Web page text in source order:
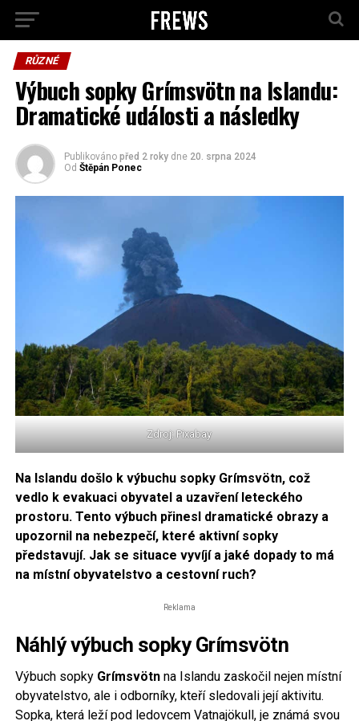
RŮZNÉ
Výbuch sopky Grímsvötn na Islandu:
Dramatické události a následky
Publikováno před 2 roky dne 20. srpna 2024
Od Štěpán Ponec
Zdroj: Pixabay
Na Islandu došlo k výbuchu sopky Grímsvötn, což
vedlo k evakuaci obyvatel a uzavření leteckého
prostoru. Tento výbuch přinesl dramatické obrazy a
upozornil na nebezpečí, které aktivní sopky
představují. Jak se situace vyvíjí a jaké dopady to má
na místní obyvatelstvo a cestovní ruch?
Reklama
Náhlý výbuch sopky Grímsvötn
Výbuch sopky Grímsvötnna Islandu zaskočil nejen místní
obyvatelstvo, ale i odborníky, kteří sledovali její aktivitu.
Sopka, která leží pod ledovcem Vatnajökull, je známá svou